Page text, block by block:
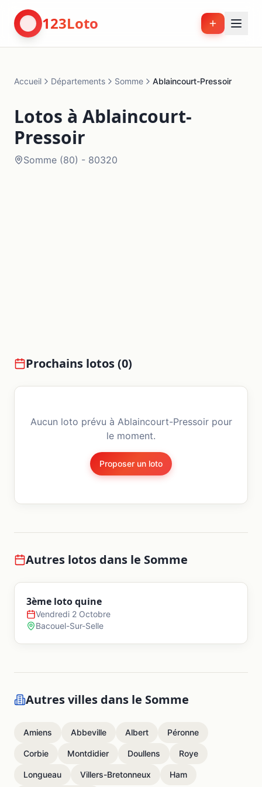
123Loto
Accueil Départements Somme Ablaincourt-Pressoir
Lotos à Ablaincourt-
Pressoir
Somme (80) - 80320
Prochains lotos (0)
Aucun loto prévu à Ablaincourt-Pressoirpour
le moment.
Proposer un loto
Autres lotos dans le Somme
3ème loto quine
Vendredi 2 Octobre
Bacouel-Sur-Selle
Autres villes dans le Somme
Amiens Abbeville Albert Péronne
Corbie Montdidier Doullens Roye
Longueau Villers-Bretonneux Ham